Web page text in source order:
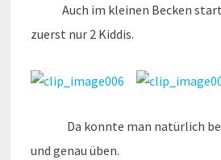
Auch im kleinen Becken
zuerst nur 2 Kiddis.
Da konnte man natürlich
und genau üben.